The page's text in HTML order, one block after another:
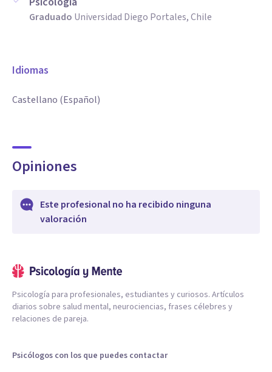
Graduado Universidad Diego Portales, Chile
Idiomas
Castellano (Español)
Opiniones
Este profesional no ha recibido ninguna
valoración
Psicología para profesionales, estudiantes y curiosos. Artículos
diarios sobre salud mental, neurociencias, frases célebres y
relaciones de pareja.
Psicólogos con los que puedes contactar